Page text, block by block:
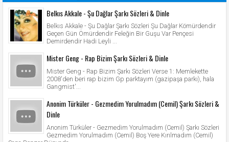
Belkıs Akkale - Şu Dağlar Şarkı Sözleri & Dinle
Belkıs Akkale - Şu Dağlar Şarkı Sözleri Şu Dağlar Kömürdendir
Geçen Gün Ömürdendir Feleğin Bir Guşu Var Pençesi
Demirdendir Hadi Leyli ...
Mister Geng - Rap Bizim Şarkı Sözleri & Dinle
Mister Geng - Rap Bizim Şarkı Sözleri Verse 1: Memlekette
2008'den beri rap bizim Gp parktayım (gazipaşa parkı), hala
Gangmist'...
Anonim Türküler - Gezmedim Yorulmadım (Cemil) Şarkı Sözleri &
Dinle
Anonim Türküler - Gezmedim Yorulmadım (Cemil) Şarkı Sözleri
Gezmedim Yorulmadım (Cemil) Boş Yere Kırılmadım (Cemil)